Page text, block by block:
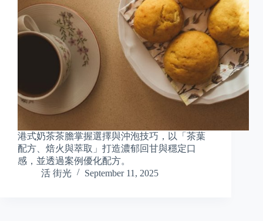
港式奶茶茶膽掌握選擇與沖泡技巧，以「茶葉
配方、焙火與萃取」打造濃郁回甘與穩定口
感，並透過案例優化配方。
活 街光
September 11, 2025